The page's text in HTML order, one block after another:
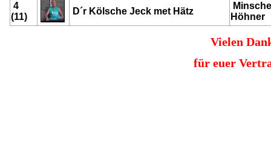
4
(11)
D´r Kölsche Jeck met Hätz
Höhner
Vielen
für euer